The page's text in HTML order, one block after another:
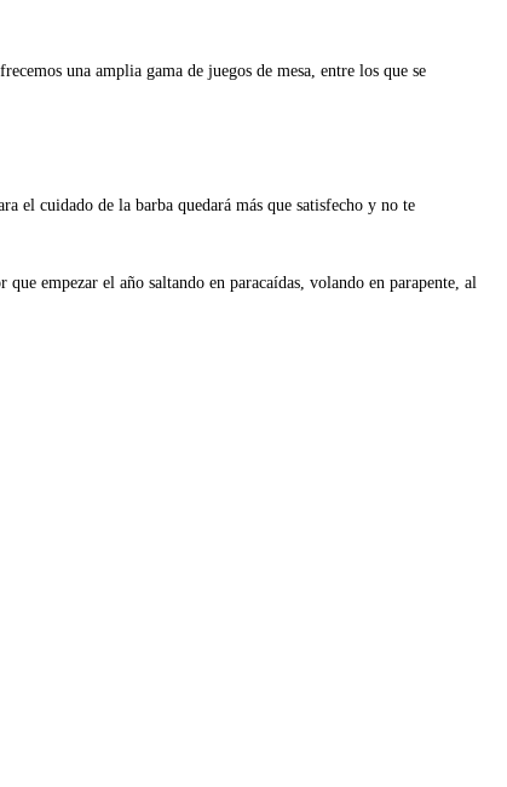
una amplia gama de juegos de mesa, entre los que se
el cuidado de la barba quedará más que satisfecho y no te
empezar el año saltando en paracaídas, volando en parapente, al